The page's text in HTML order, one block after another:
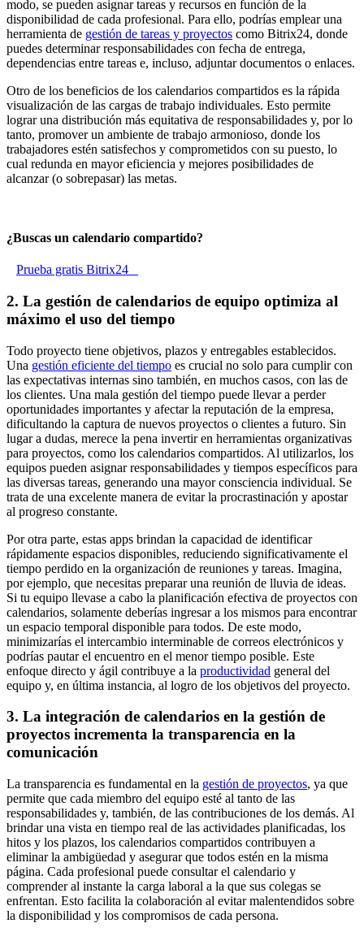
modo, se pueden asignar tareas y recursos en función de la
disponibilidad de cada profesional. Para ello, podrías emplear una
herramienta de gestión de tareas y proyectos como Bitrix24, donde
puedes determinar responsabilidades con fecha de entrega,
dependencias entre tareas e, incluso, adjuntar documentos o enlaces.
Otro de los beneficios de los calendarios compartidos es la rápida
visualización de las cargas de trabajo individuales. Esto permite
lograr una distribución más equitativa de responsabilidades y, por lo
tanto, promover un ambiente de trabajo armonioso, donde los
trabajadores estén satisfechos y comprometidos con su puesto, lo
cual redunda en mayor eficiencia y mejores posibilidades de
alcanzar (o sobrepasar) las metas.
¿Buscas un calendario compartido?
Prueba gratis Bitrix24
2. La gestión de calendarios de equipo optimiza al
máximo el uso del tiempo
Todo proyecto tiene objetivos, plazos y entregables establecidos.
Una gestión eficiente del tiempo es crucial no solo para cumplir con
las expectativas internas sino también, en muchos casos, con las de
los clientes. Una mala gestión del tiempo puede llevar a perder
oportunidades importantes y afectar la reputación de la empresa,
dificultando la captura de nuevos proyectos o clientes a futuro. Sin
lugar a dudas, merece la pena invertir en herramientas organizativas
para proyectos, como los calendarios compartidos. Al utilizarlos, los
equipos pueden asignar responsabilidades y tiempos específicos para
las diversas tareas, generando una mayor consciencia individual. Se
trata de una excelente manera de evitar la procrastinación y apostar
al progreso constante.
Por otra parte, estas apps brindan la capacidad de identificar
rápidamente espacios disponibles, reduciendo significativamente el
tiempo perdido en la organización de reuniones y tareas. Imagina,
por ejemplo, que necesitas preparar una reunión de lluvia de ideas.
Si tu equipo llevase a cabo la planificación efectiva de proyectos con
calendarios, solamente deberías ingresar a los mismos para encontrar
un espacio temporal disponible para todos. De este modo,
minimizarías el intercambio interminable de correos electrónicos y
podrías pautar el encuentro en el menor tiempo posible. Este
enfoque directo y ágil contribuye a la productividad general del
equipo y, en última instancia, al logro de los objetivos del proyecto.
3. La integración de calendarios en la gestión de
proyectos incrementa la transparencia en la
comunicación
La transparencia es fundamental en la gestión de proyectos, ya que
permite que cada miembro del equipo esté al tanto de las
responsabilidades y, también, de las contribuciones de los demás. Al
brindar una vista en tiempo real de las actividades planificadas, los
hitos y los plazos, los calendarios compartidos contribuyen a
eliminar la ambigüedad y asegurar que todos estén en la misma
página. Cada profesional puede consultar el calendario y
comprender al instante la carga laboral a la que sus colegas se
enfrentan. Esto facilita la colaboración al evitar malentendidos sobre
la disponibilidad y los compromisos de cada persona.